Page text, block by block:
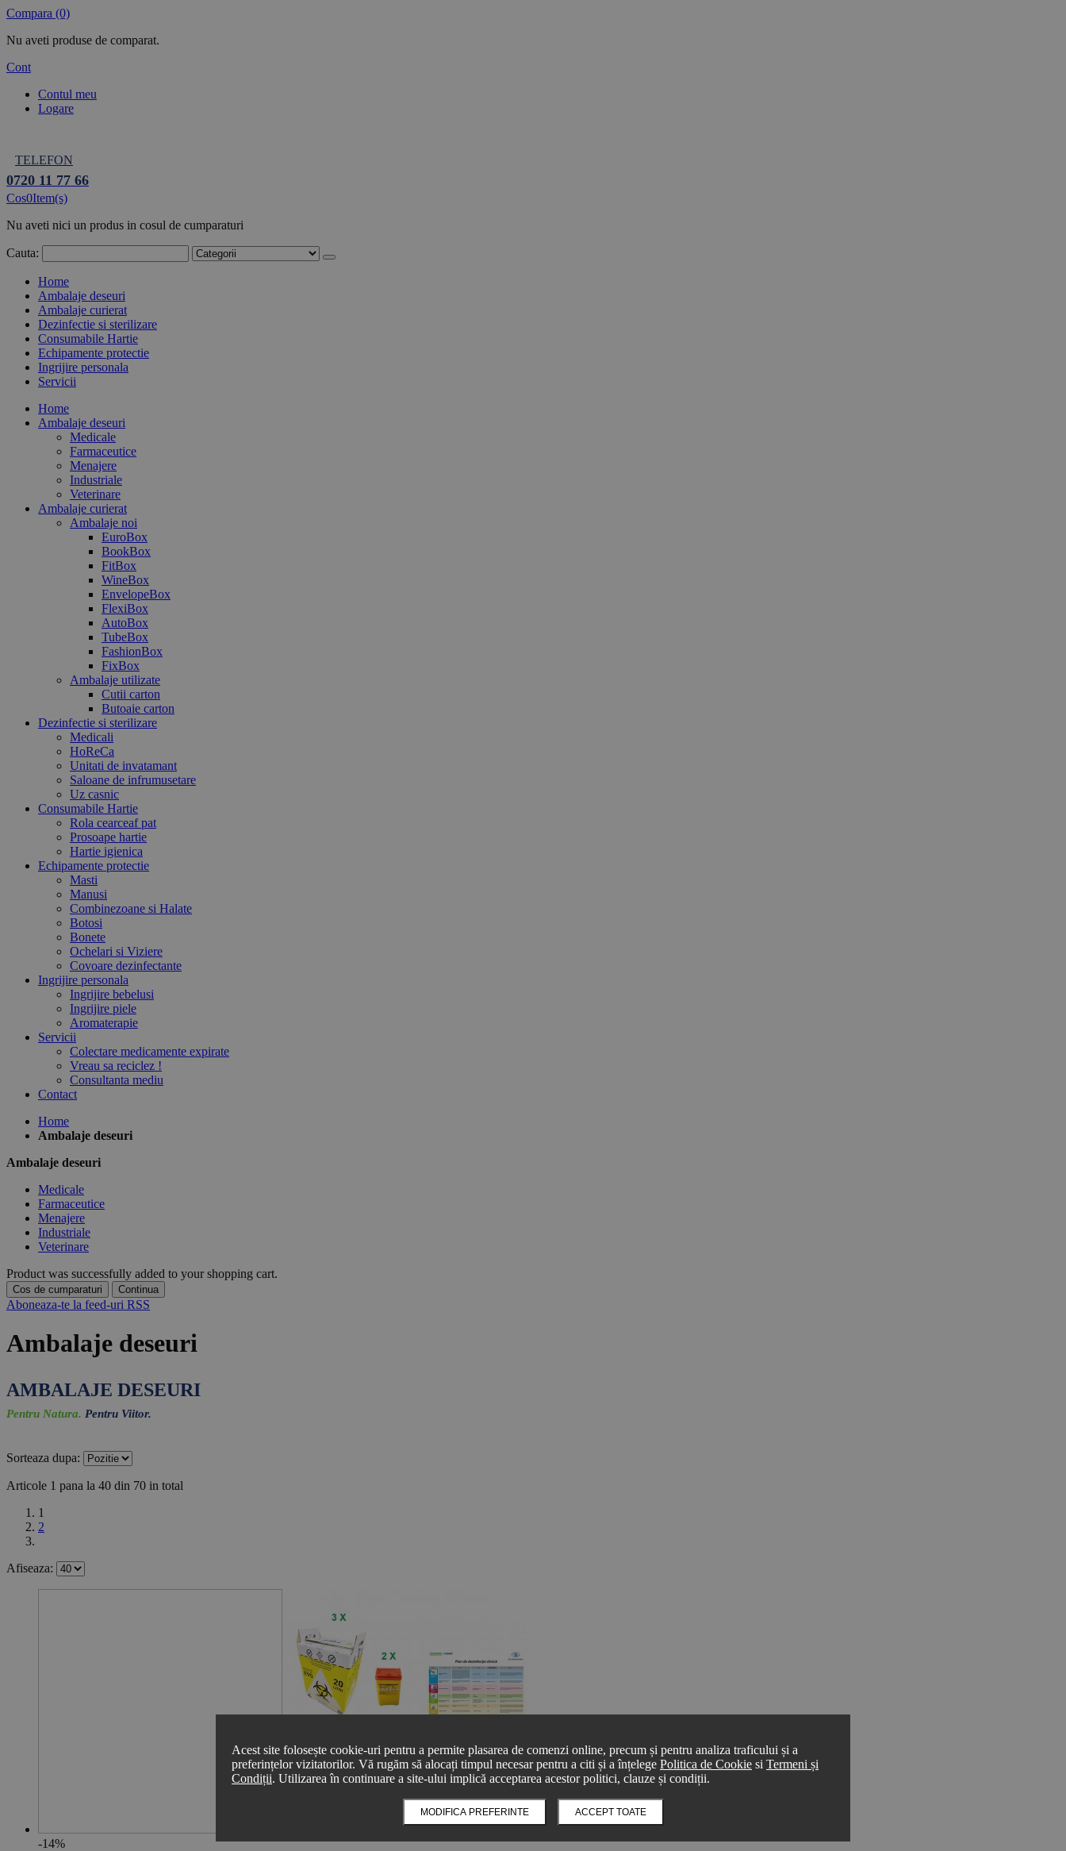
Acest site folosește cookie-uri pentru a permite plasarea de comenzi online, precum și pentru analiza traficului și a
preferințelor vizitatorilor. Vă rugăm să alocați timpul necesar pentru a citi și a înțelege Politica de Cookie si Termeni și
Condiții. Utilizarea în continuare a site-ului implică acceptarea acestor politici, clauze și condiții.
MODIFICA PREFERINTE ACCEPT TOATE
Compara (0)
Nu aveti produse de comparat.
Cont
Contul meu
Logare
TELEFON
0720 11 77 66
Cos0Item(s)
Nu aveti nici un produs in cosul de cumparaturi
Cauta:
Home
Ambalaje deseuri
Ambalaje curierat
Dezinfectie si sterilizare
Consumabile Hartie
Echipamente protectie
Ingrijire personala
Servicii
Home
Ambalaje deseuri
Medicale
Farmaceutice
Menajere
Industriale
Veterinare
Ambalaje curierat
Ambalaje noi
EuroBox
BookBox
FitBox
WineBox
EnvelopeBox
FlexiBox
AutoBox
TubeBox
FashionBox
FixBox
Ambalaje utilizate
Cutii carton
Butoaie carton
Dezinfectie si sterilizare
Medicali
HoReCa
Unitati de invatamant
Saloane de infrumusetare
Uz casnic
Consumabile Hartie
Rola cearceaf pat
Prosoape hartie
Hartie igienica
Echipamente protectie
Masti
Manusi
Combinezoane si Halate
Botosi
Bonete
Ochelari si Viziere
Covoare dezinfectante
Ingrijire personala
Ingrijire bebelusi
Ingrijire piele
Aromaterapie
Servicii
Colectare medicamente expirate
Vreau sa reciclez !
Consultanta mediu
Contact
Home
Ambalaje deseuri
Ambalaje deseuri
Medicale
Farmaceutice
Menajere
Industriale
Veterinare
Product was successfully added to your shopping cart.
Cos de cumparaturi Continua
Aboneaza-te la feed-uri RSS
Ambalaje deseuri
AMBALAJE DESEURI
Pentru Natura. Pentru Viitor.
Sorteaza dupa:
Articole 1 pana la 40 din 70 in total
1
2
Afiseaza:
-14%